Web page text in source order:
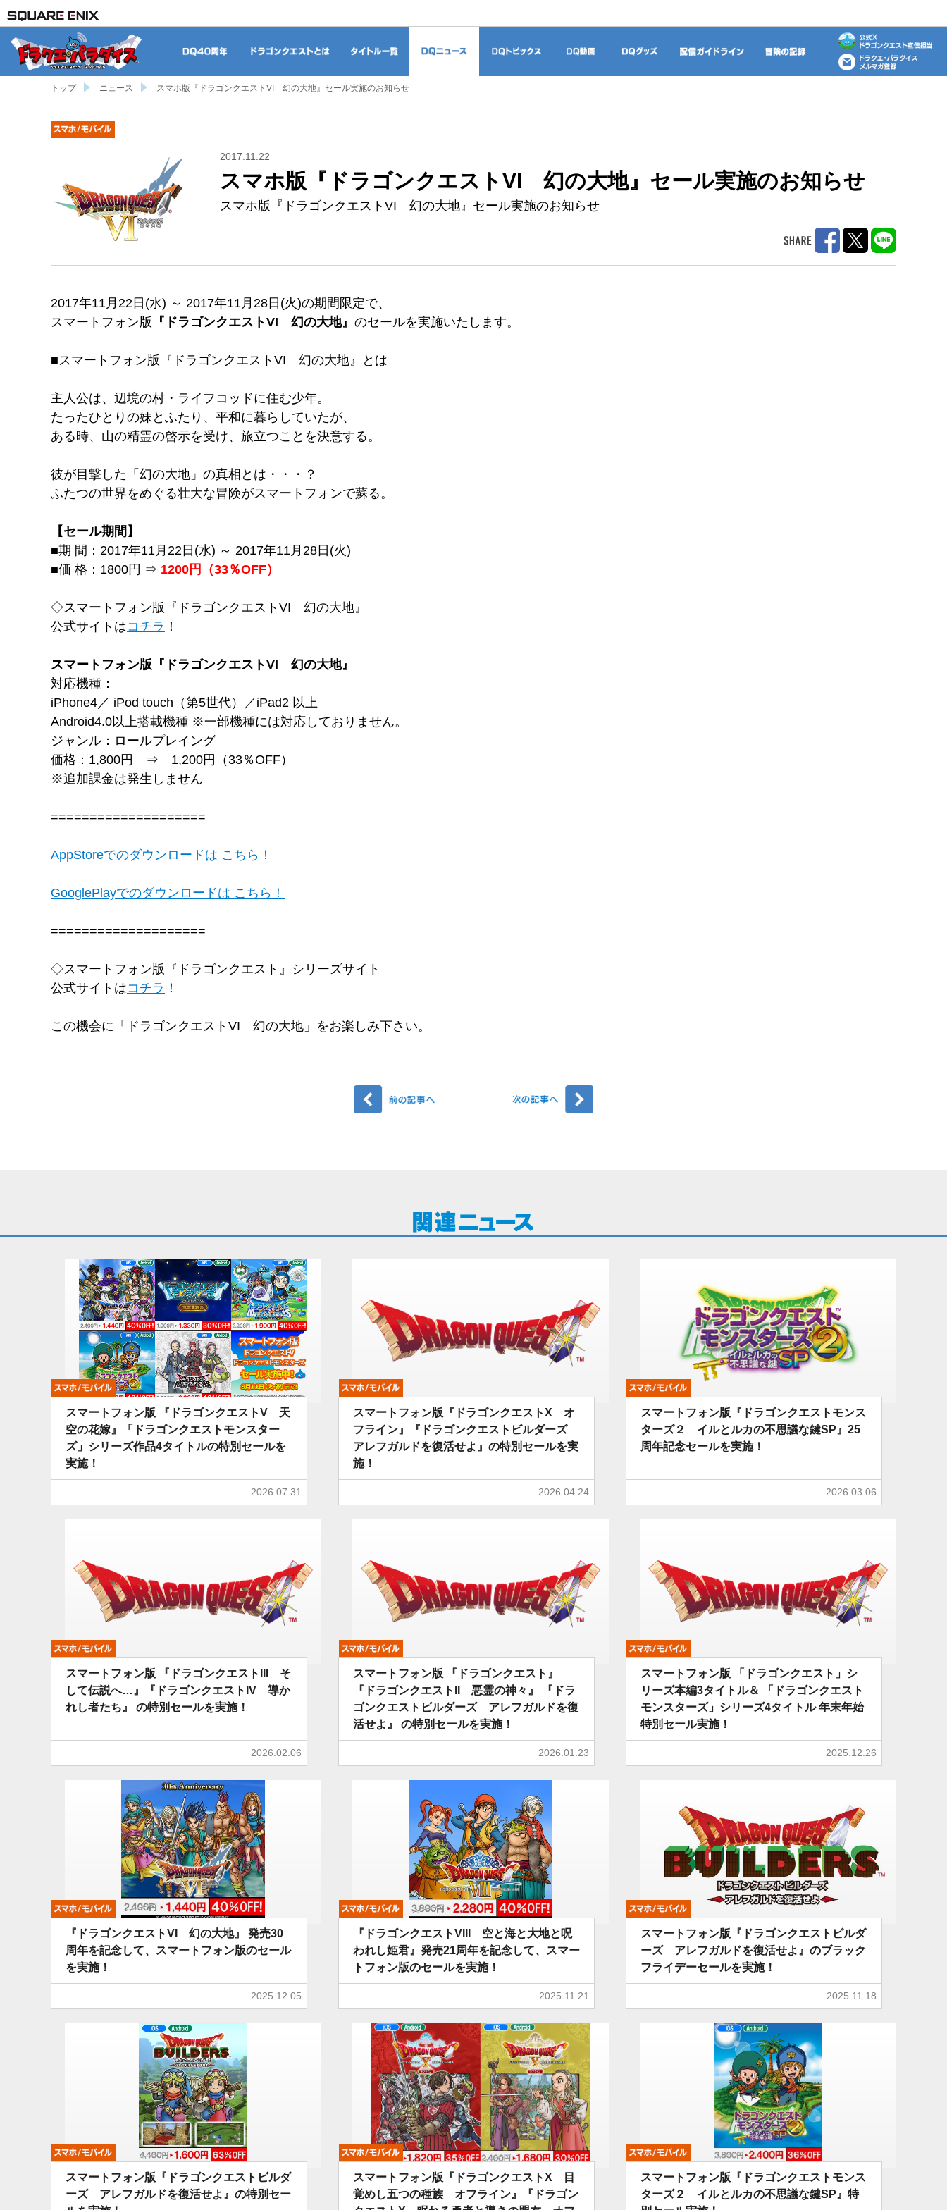
冒険の記録
トップ ニュース スマホ版『ドラゴンクエストVI 幻の大地』セール実施のお知らせ
2017.11.22
スマホ版『ドラゴンクエストVI 幻の大地』セール実施のお知らせ
スマホ版『ドラゴンクエストVI 幻の大地』セール実施のお知らせ
2017年11月22日(水) ～ 2017年11月28日(火)の期間限定で、
スマートフォン版 『ドラゴンクエストVI 幻の大地』 のセールを実施いたします。
■スマートフォン版『ドラゴンクエストVI 幻の大地』とは
主人公は、辺境の村・ライフコッドに住む少年。
たったひとりの妹とふたり、平和に暮らしていたが、
ある時、山の精霊の啓示を受け、旅立つことを決意する。
彼が目撃した「幻の大地」の真相とは・・・？
ふたつの世界をめぐる壮大な冒険がスマートフォンで蘇る。
【セール期間】
■期 間：2017年11月22日(水) ～ 2017年11月28日(火)
■価 格：1800円 ⇒ 1200円（33％OFF）
◇スマートフォン版『ドラゴンクエストVI 幻の大地』
公式サイトはコチラ ！
スマートフォン版『ドラゴンクエストVI 幻の大地』
対応機種：
iPhone4／ iPod touch（第5世代）／iPad2 以上
Android4.0以上搭載機種 ※一部機種には対応しておりません。
ジャンル：ロールプレイング
価格：1,800円 ⇒ 1,200円（33％OFF）
※追加課金は発生しません
====================
AppStoreでのダウンロードは こちら！
GooglePlayでのダウンロードは こちら！
====================
◇スマートフォン版『ドラゴンクエスト』シリーズサイト
公式サイトはコチラ ！
この機会に「ドラゴンクエストVI 幻の大地」をお楽しみ下さい。
モバイル
スマートフォン版 『ドラゴンクエストV 天
空の花嫁』「ドラゴンクエストモンスター
ズ」シリーズ作品4タイトルの特別セールを
実施！
2026.07.31
スマートフォン版『ドラゴンクエストX オ
フライン』『ドラゴンクエストビルダーズ
アレフガルドを復活せよ』の特別セールを実
施！
2026.04.24
スマートフォン版『ドラゴンクエストモンス
ターズ２ イルとルカの不思議な鍵SP』25
周年記念セールを実施！
2026.03.06
スマートフォン版 『ドラゴンクエストIII そ
して伝説へ…』『ドラゴンクエストIV 導か
れし者たち』 の特別セールを実施！
2026.02.06
スマートフォン版 『ドラゴンクエスト』
『ドラゴンクエストII 悪霊の神々』 『ドラ
ゴンクエストビルダーズ アレフガルドを復
活せよ』 の特別セールを実施！
2026.01.23
スマートフォン版 「ドラゴンクエスト」シ
リーズ本編3タイトル＆ 「ドラゴンクエスト
モンスターズ」シリーズ4タイトル 年末年始
特別セール実施！
2025.12.26
モバイル
『ドラゴンクエストVI 幻の大地』 発売30
周年を記念して、スマートフォン版のセール
を実施！
2025.12.05
モバイル
『ドラゴンクエストVIII 空と海と大地と呪
われし姫君』発売21周年を記念して、スマー
トフォン版のセールを実施！
2025.11.21
モバイル
スマートフォン版『ドラゴンクエストビルダ
ーズ アレフガルドを復活せよ』のブラック
フライデーセールを実施！
2025.11.18
モバイル
スマートフォン版『ドラゴンクエストビルダ
ーズ アレフガルドを復活せよ』の特別セー
モバイル
スマートフォン版『ドラゴンクエストX 目
覚めし五つの種族 オフライン』『ドラゴン
モバイル
スマートフォン版『ドラゴンクエストモンス
ターズ２ イルとルカの不思議な鍵SP』特